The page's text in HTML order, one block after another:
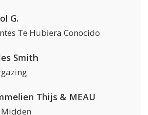
G.
Te Hubiera Conocido
Smith
Thijs & MEAU